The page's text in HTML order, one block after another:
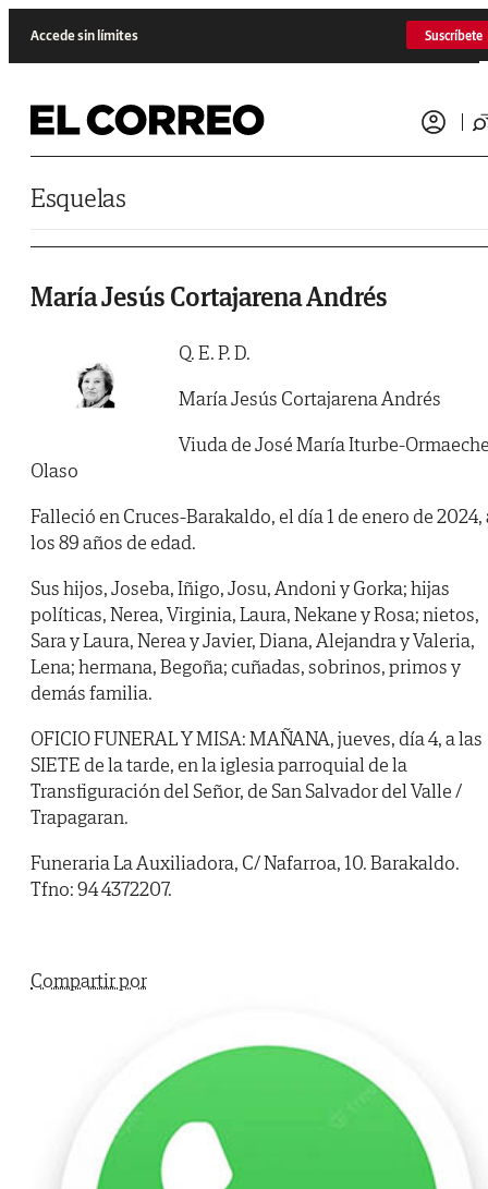
Accede sin límites Suscríbete
Esquelas
María Jesús Cortajarena Andrés
Q. E. P. D.
María Jesús Cortajarena Andrés
Viuda de José María Iturbe-
Olaso
Falleció en Cruces-Barakaldo, el día 1 de enero de 2024,
los 89 años de edad.
Sus hijos, Joseba, Iñigo, Josu, Andoni y Gorka; hijas
políticas, Nerea, Virginia, Laura, Nekane y Rosa; nietos,
Sara y Laura, Nerea y Javier, Diana, Alejandra y Valeria,
Lena; hermana, Begoña; cuñadas, sobrinos, primos y
demás familia.
OFICIO FUNERAL Y MISA: MAÑANA, jueves, día 4, a las
SIETE de la tarde, en la iglesia parroquial de la
Transfiguración del Señor, de San Salvador del Valle /
Trapagaran.
Funeraria La Auxiliadora, C/ Nafarroa, 10. Barakaldo.
Tfno: 94 4372207.
Compartir por